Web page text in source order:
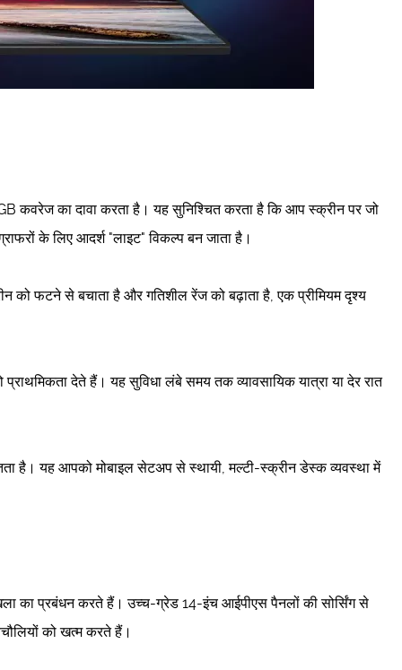
कवरेज का दावा करता है। यह सुनिश्चित करता है कि आप स्क्रीन पर जो
के लिए आदर्श "लाइट" विकल्प बन जाता है।
को फटने से बचाता है और गतिशील रेंज को बढ़ाता है, एक प्रीमियम दृश्य
देते हैं। यह सुविधा लंबे समय तक व्यावसायिक यात्रा या देर रात
है। यह आपको मोबाइल सेटअप से स्थायी, मल्टी-स्क्रीन डेस्क व्यवस्था में
का प्रबंधन करते हैं। उच्च-ग्रेड 14-इंच आईपीएस पैनलों की सोर्सिंग से
को खत्म करते हैं।